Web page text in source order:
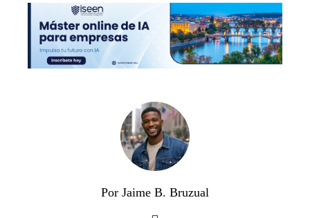
Por Jaime B. Bruzual